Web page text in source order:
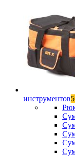
инструментов